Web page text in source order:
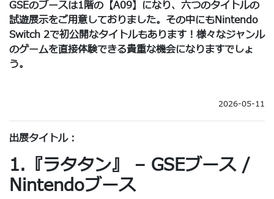
GSEのブースは1階の【A09】になり、六つのタイトルの
試遊展示をご用意しておりました。その中にもNintendo
Switch 2で初公開なタイトルもあります！様々なジャンル
のゲームを直接体験できる貴重な機会になりますでしょ
う。
2026-05-11
出展タイトル：
1.『ラタタン』 – GSEブース /
Nintendoブース